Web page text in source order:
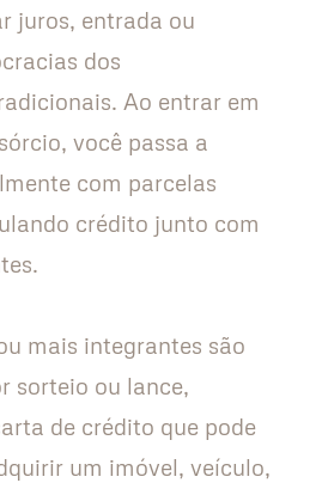
juros, entrada ou
dos
Ao entrar em
você passa a
com parcelas
crédito junto com
mais integrantes são
sorteio ou lance,
de crédito que pode
um imóvel, veículo,